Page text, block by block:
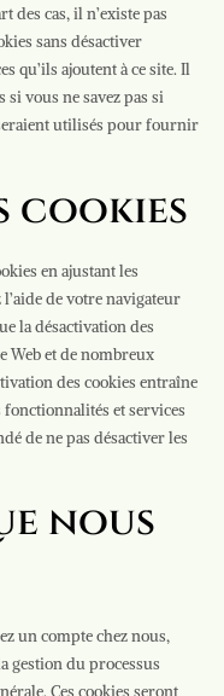
des cas, il n’existe pas
sans désactiver
qu’ils ajoutent à ce site. Il
si vous ne savez pas si
utilisés pour fournir
cookies
en ajustant les
de votre navigateur
la désactivation des
Web et de nombreux
des cookies entraîne
et services
de ne pas désactiver les
nous
un compte chez nous,
gestion du processus
Ces cookies seront